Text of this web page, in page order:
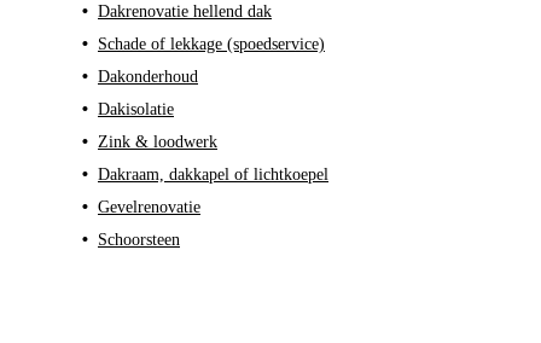
• Dakrenovatie hellend dak
• Schade of lekkage (spoedservice)
• Dakonderhoud
• Dakisolatie
• Zink & loodwerk
• Dakraam, dakkapel of lichtkoepel
• Gevelrenovatie
• Schoorsteen